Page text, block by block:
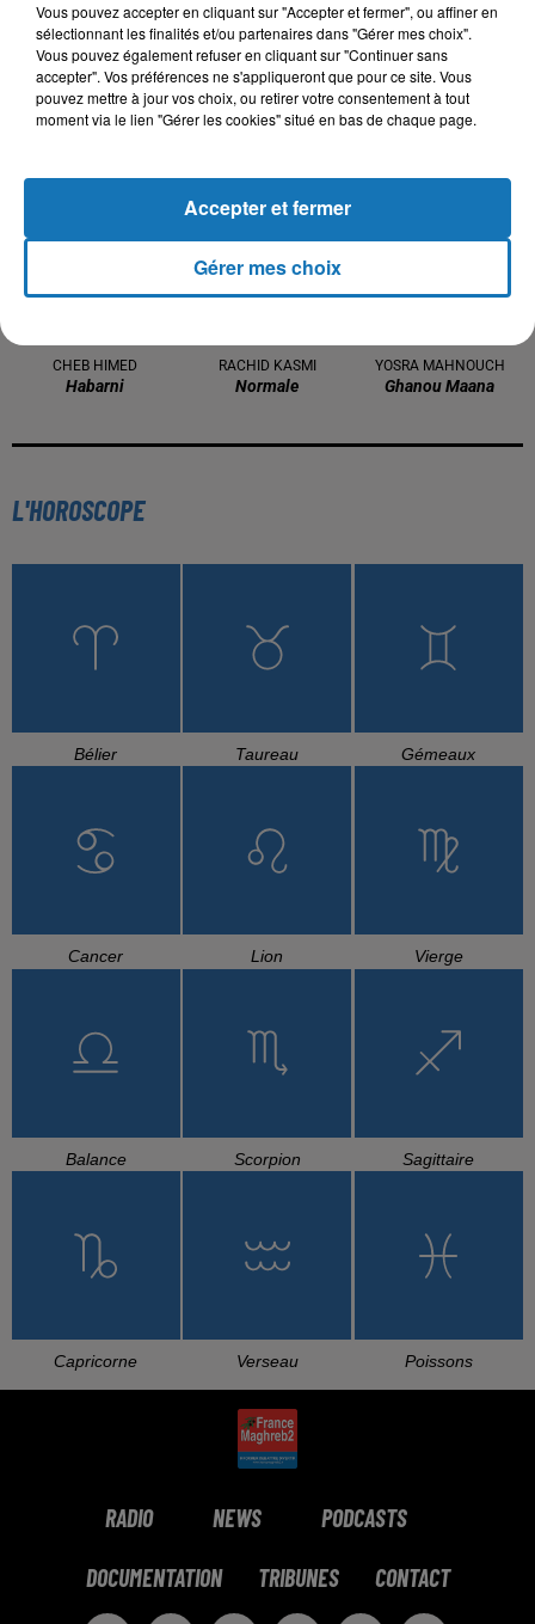
TITRES DIFFUSÉS
CHEB HIMED
Habarni
12h52
12h52
RACHID KASMI
Normale
YOSRA MAHNOUCH
Ghanou Maana
L'HOROSCOPE
Bélier Taureau Gémeaux
Cancer Lion Vierge
Balance Scorpion Sagittaire
Capricorne Verseau Poissons
RADIO NEWS PODCASTS
DOCUMENTATION TRIBUNES CONTACT
Vous pouvez accepter en cliquant sur "Accepter et fermer", ou affiner en
sélectionnant les finalités et/ou partenaires dans "Gérer mes choix".
Vous pouvez également refuser en cliquant sur "Continuer sans
accepter". Vos préférences ne s'appliqueront que pour ce site. Vous
pouvez mettre à jour vos choix, ou retirer votre consentement à tout
moment via le lien "Gérer les cookies" situé en bas de chaque page.
Gérer mes choix
Accepter et fermer